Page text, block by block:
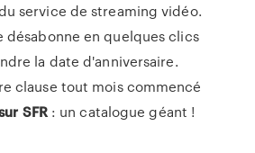
service de streaming vidéo.
désabonne en quelques clics
la date d'anniversaire.
clause tout mois commencé
SFR: un catalogue géant !